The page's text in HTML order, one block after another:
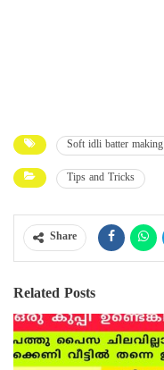
Soft idli batter making
Tips and Tricks
Share
Related Posts